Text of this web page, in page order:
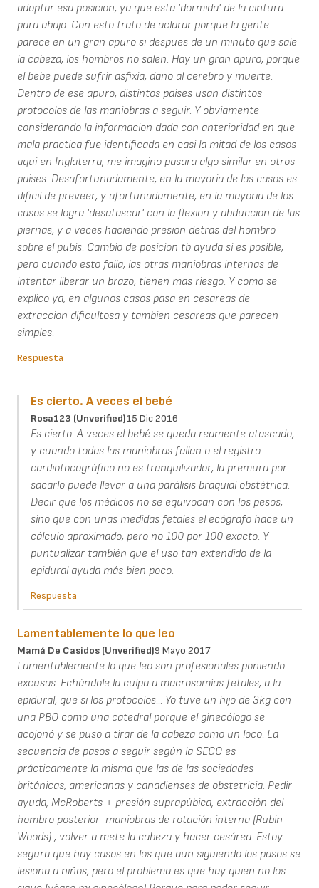
adoptar esa posicion, ya que esta 'dormida' de la cintura
para abajo. Con esto trato de aclarar porque la gente
parece en un gran apuro si despues de un minuto que sale
la cabeza, los hombros no salen. Hay un gran apuro, porque
el bebe puede sufrir asfixia, dano al cerebro y muerte.
Dentro de ese apuro, distintos paises usan distintos
protocolos de las maniobras a seguir. Y obviamente
considerando la informacion dada con anterioridad en que
mala practica fue identificada en casi la mitad de los casos
aqui en Inglaterra, me imagino pasara algo similar en otros
paises. Desafortunadamente, en la mayoria de los casos es
dificil de preveer, y afortunadamente, en la mayoria de los
casos se logra 'desatascar' con la flexion y abduccion de las
piernas, y a veces haciendo presion detras del hombro
sobre el pubis. Cambio de posicion tb ayuda si es posible,
pero cuando esto falla, las otras maniobras internas de
intentar liberar un brazo, tienen mas riesgo. Y como se
explico ya, en algunos casos pasa en cesareas de
extraccion dificultosa y tambien cesareas que parecen
simples.
Respuesta
Es cierto. A veces el bebé
Rosa123 (unverified)15 Dic 2016
Es cierto. A veces el bebé se queda reamente atascado,
y cuando todas las maniobras fallan o el registro
cardiotocográfico no es tranquilizador, la premura por
sacarlo puede llevar a una parálisis braquial obstétrica.
Decir que los médicos no se equivocan con los pesos,
sino que con unas medidas fetales el ecógrafo hace un
cálculo aproximado, pero no 100 por 100 exacto. Y
puntualizar también que el uso tan extendido de la
epidural ayuda más bien poco.
Respuesta
Lamentablemente lo que leo
Mamá De Casidos (unverified)9 Mayo 2017
Lamentablemente lo que leo son profesionales poniendo
excusas. Echándole la culpa a macrosomías fetales, a la
epidural, que si los protocolos... Yo tuve un hijo de 3kg con
una PBO como una catedral porque el ginecólogo se
acojonó y se puso a tirar de la cabeza como un loco. La
secuencia de pasos a seguir según la SEGO es
prácticamente la misma que las de las sociedades
británicas, americanas y canadienses de obstetricia. Pedir
ayuda, McRoberts + presión suprapúbica, extracción del
hombro posterior-maniobras de rotación interna (Rubin
Woods) , volver a mete la cabeza y hacer cesárea. Estoy
segura que hay casos en los que aun siguiendo los pasos se
lesiona a niños, pero el problema es que hay quien no los